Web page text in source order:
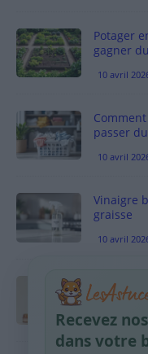
Potager
gagner
10 avril
passer
10 avril
Vinaigre
graisse
10 avril
Taches
9 avril 2026
Recevez
dans votre